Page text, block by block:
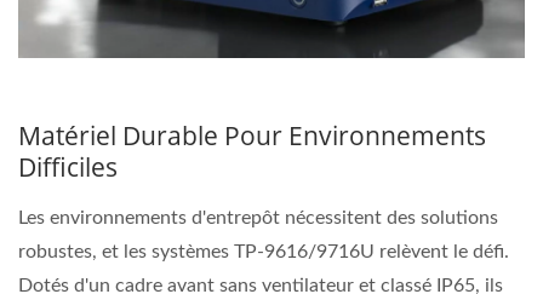
Matériel Durable Pour Environnements
Difficiles
Les environnements d'entrepôt nécessitent des solutions
robustes, et les systèmes TP-9616/9716U relèvent le défi.
Dotés d'un cadre avant sans ventilateur et classé IP65, ils